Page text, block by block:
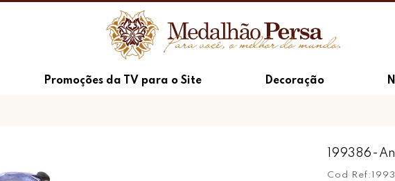
Promoções da TV para o Site Decoração
199386-
Cod Ref: